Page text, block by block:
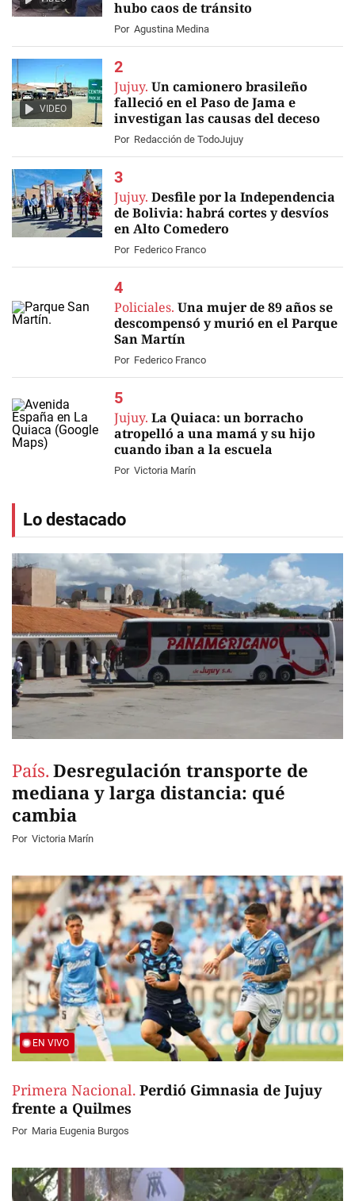
hubo caos de tránsito
Por Agustina Medina
VIDEO
Jujuy. Un camionero brasileño
falleció en el Paso de Jama e
investigan las causas del deceso
Por Redacción de TodoJujuy
Jujuy. Desfile por la Independencia
de Bolivia: habrá cortes y desvíos
en Alto Comedero
Por Federico Franco
Policiales. Una mujer de 89 años se
descompensó y murió en el Parque
San Martín
Por Federico Franco
Jujuy. La Quiaca: un borracho
atropelló a una mamá y su hijo
cuando iban a la escuela
Por Victoria Marín
Lo destacado
País. Desregulación transporte de
mediana y larga distancia: qué
cambia
Por Victoria Marín
EN VIVO
Primera Nacional. Perdió Gimnasia de Jujuy
frente a Quilmes
Por Maria Eugenia Burgos